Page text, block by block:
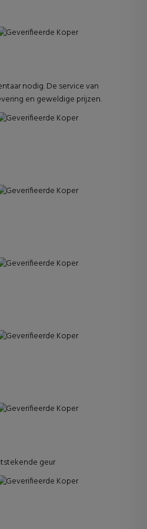
Geverifieerde Koper
nodig. De service van
en geweldige prijzen.
Geverifieerde Koper
Geverifieerde Koper
Geverifieerde Koper
Geverifieerde Koper
Geverifieerde Koper
geur
Geverifieerde Koper